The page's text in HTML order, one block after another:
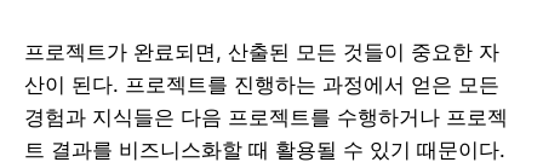
프로젝트가 완료되면, 산출된 모든 것들이 중요한 자
산이 된다. 프로젝트를 진행하는 과정에서 얻은 모든
경험과 지식들은 다음 프로젝트를 수행하거나 프로젝
트 결과를 비즈니스화할 때 활용될 수 있기 때문이다.